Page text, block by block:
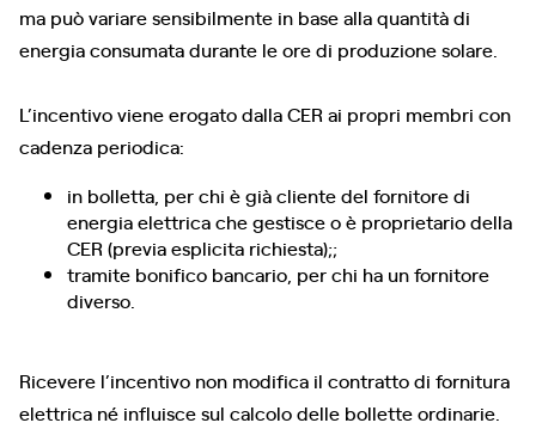
ma può variare sensibilmente in base alla quantità di
energia consumata durante le ore di produzione solare.
L’incentivo viene erogato dalla CER ai propri membri con
cadenza periodica:
in bolletta, per chi è già cliente del fornitore di
energia elettrica che gestisce o è proprietario della
CER (previa esplicita richiesta);;
tramite bonifico bancario, per chi ha un fornitore
diverso.
Ricevere l’incentivo non modifica il contratto di fornitura
elettrica né influisce sul calcolo delle bollette ordinarie.